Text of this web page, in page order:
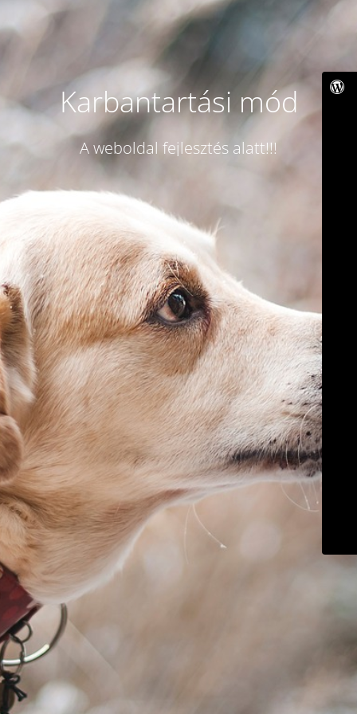
Karbantartási mód
A weboldal fejlesztés alatt!!!